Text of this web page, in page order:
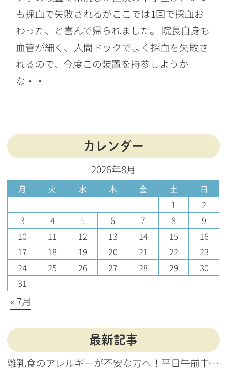
も採血で失敗されるがここでは1回で採血お
わった、と喜んで帰られました。 院長自身も
血管が細く、人間ドックでよく採血を失敗さ
れるので、今度この装置を持参しようか
な・・
カレンダー
2026年8月
月 火 水 木 金 土 日
1
2
3
4 5 6 7 8
9
10
11 12 13 14 15
16
17
18 19 20 21 22
23
24
25 26 27 28 29
30
31
« 7月
最新記事
離乳食のアレルギーが不安な方へ！平日午前中に進める理由と受診目安